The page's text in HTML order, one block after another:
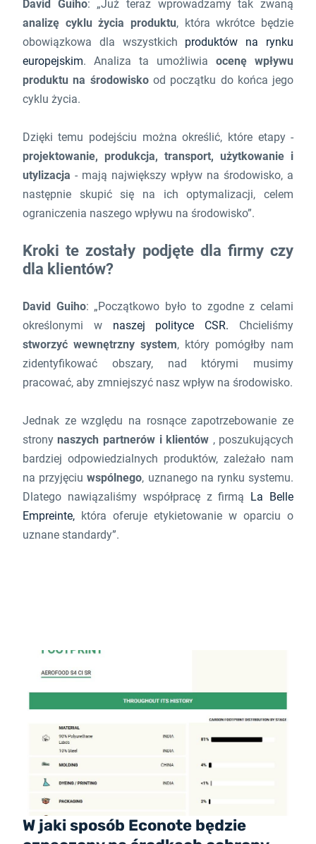
David Guiho: „Już teraz wprowadzamy tak zwaną
analizę cyklu życia produktu, która wkrótce będzie
obowiązkowa dla wszystkich produktów na rynku
europejskim. Analiza ta umożliwia ocenę wpływu
produktu na środowisko od początku do końca jego
cyklu życia.
Dzięki temu podejściu można określić, które etapy -
projektowanie, produkcja, transport, użytkowanie i
utylizacja - mają największy wpływ na środowisko, a
następnie skupić się na ich optymalizacji, celem
ograniczenia naszego wpływu na środowisko”.
Kroki te zostały podjęte dla firmy czy
dla klientów?
David Guiho: „Początkowo było to zgodne z celami
określonymi w naszej polityce CSR. Chcieliśmy
stworzyć wewnętrzny system, który pomógłby nam
zidentyfikować obszary, nad którymi musimy
pracować, aby zmniejszyć nasz wpływ na środowisko.
Jednak ze względu na rosnące zapotrzebowanie ze
stronynaszych partnerów i klientów , poszukujących
bardziej odpowiedzialnych produktów, zależało nam
na przyjęciuwspólnego, uznanego na rynku systemu.
Dlatego nawiązaliśmy współpracę z firmą La Belle
Empreinte, która oferuje etykietowanie w oparciu o
uznane standardy”.
W jaki sposób Econote będzie